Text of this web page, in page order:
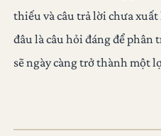
thiếu và câu trả lời chưa
đâu là câu hỏi đáng để phân
sẽ ngày càng trở thành một